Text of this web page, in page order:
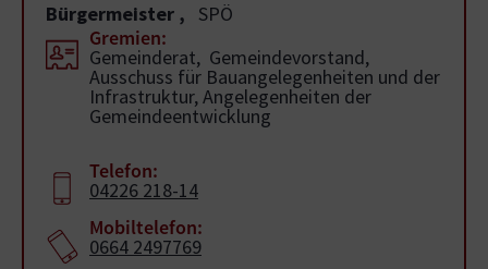
Bürgermeister ,
SPÖ
Gremien:
Gemeinderat, Gemeindevorstand,
Ausschuss für Bauangelegenheiten und der
Infrastruktur, Angelegenheiten der
Gemeindeentwicklung
Telefon:
04226 218-14
Mobiltelefon:
0664 2497769